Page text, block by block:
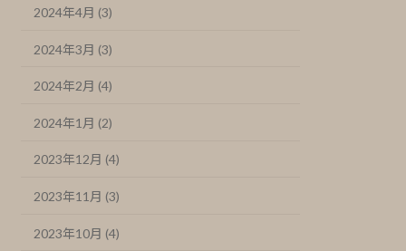
2024年4月 (3)
2024年3月 (3)
2024年2月 (4)
2024年1月 (2)
2023年12月 (4)
2023年11月 (3)
2023年10月 (4)